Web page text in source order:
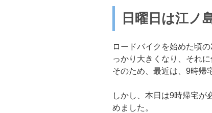
日曜日は江ノ
ロードバイクを始めた頃
っかり大きくなり、それ
そのため、最近は、9時帰
しかし、本日は9時帰宅が
めました。